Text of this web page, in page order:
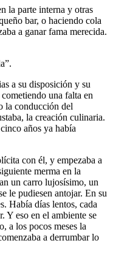
la parte interna y otras
bar, o haciendo cola
a ganar fama merecida.
a su disposición y su
una falta en
la conducción del
la creación culinaria.
años ya había
con él, y empezaba a
merma en la
un carro lujosísimo, un
le pudiesen antojar. En su
Había días lentos, cada
Y eso en el ambiente se
a los pocos meses la
a derrumbar lo